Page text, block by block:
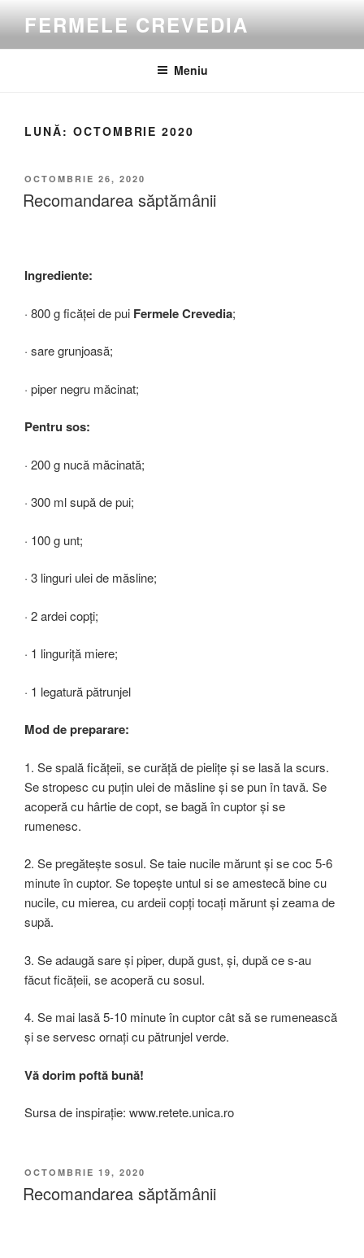
conținut
FERMELE CREVEDIA
Meniu
LUNĂ: OCTOMBRIE 2020
PUBLICAT
PE
OCTOMBRIE 26, 2020
Recomandarea săptămânii
Ingrediente:
· 800 g ficăţei de pui Fermele Crevedia;
· sare grunjoasă;
· piper negru măcinat;
Pentru sos:
· 200 g nucă măcinată;
· 300 ml supă de pui;
· 100 g unt;
· 3 linguri ulei de măsline;
· 2 ardei copţi;
· 1 linguriță miere;
· 1 legatură pătrunjel
Mod de preparare:
1. Se spală ficăţeii, se curăţă de pieliţe şi se lasă la scurs.
Se stropesc cu puţin ulei de măsline şi se pun în tavă. Se
acoperă cu hârtie de copt, se bagă în cuptor şi se
rumenesc.
2. Se pregăteşte sosul. Se taie nucile mărunt şi se coc 5-6
minute în cuptor. Se topeşte untul si se amestecă bine cu
nucile, cu mierea, cu ardeii copţi tocaţi mărunt şi zeama de
supă.
3. Se adaugă sare şi piper, după gust, şi, după ce s-au
făcut ficăţeii, se acoperă cu sosul.
4. Se mai lasă 5-10 minute în cuptor cât să se rumenească
şi se servesc ornaţi cu pătrunjel verde.
Vă dorim poftă bună!
Sursa de inspirație: www.retete.unica.ro
PUBLICAT
PE
OCTOMBRIE 19, 2020
Recomandarea săptămânii